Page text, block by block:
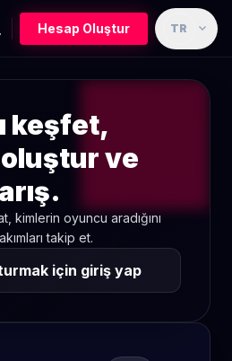
Hesap Oluştur TR expand_more
keşfet,
ve
kimlerin oyuncu aradığını
takip et.
için giriş yap